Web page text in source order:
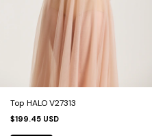
Top HALO V27313
$199.45 USD